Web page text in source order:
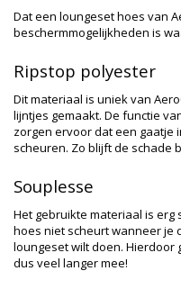
Dat een loungeset hoes van
beschermmogelijkheden is
Ripstop polyester
Dit materiaal is uniek van
lijntjes gemaakt. De functie
zorgen ervoor dat een gaatje
scheuren. Zo blijft de schade
Souplesse
Het gebruikte materiaal is erg
hoes niet scheurt wanneer je
loungeset wilt doen. Hierdoor
dus veel langer mee!